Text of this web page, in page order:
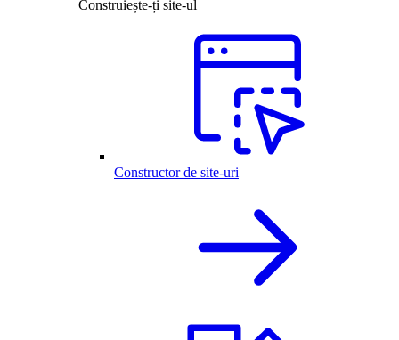
Construiește-ți site-ul
Constructor de site-uri